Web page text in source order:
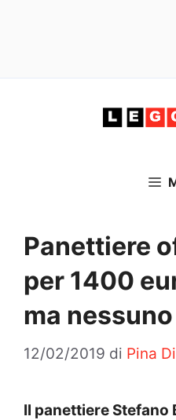
Panettiere
per 1400
ma
12/02/2019 di Pina
Il panettiere Stefano